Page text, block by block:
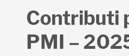
Contributi
PMI –